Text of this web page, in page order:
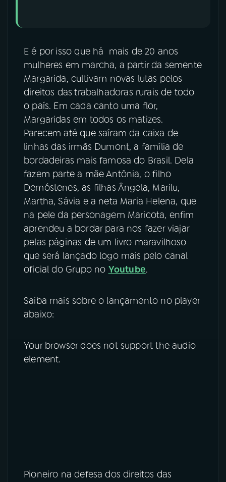
E é por isso que há mais de 20 anos
mulheres em marcha, a partir da semente
Margarida, cultivam novas lutas pelos
direitos das trabalhadoras rurais de todo
o país. Em cada canto uma flor,
Margaridas em todos os matizes.
Parecem até que saíram da caixa de
linhas das irmãs Dumont, a família de
bordadeiras mais famosa do Brasil. Dela
fazem parte a mãe Antônia, o filho
Demóstenes, as filhas Ângela, Marilu,
Martha, Sávia e a neta Maria Helena, que
na pele da personagem Maricota, enfim
aprendeu a bordar para nos fazer viajar
pelas páginas de um livro maravilhoso
que será lançado logo mais pelo canal
oficial do Grupo no Youtube.
Saiba mais sobre o lançamento no player
abaixo:
Your browser does not support the audio
element.
Pioneiro na defesa dos direitos das